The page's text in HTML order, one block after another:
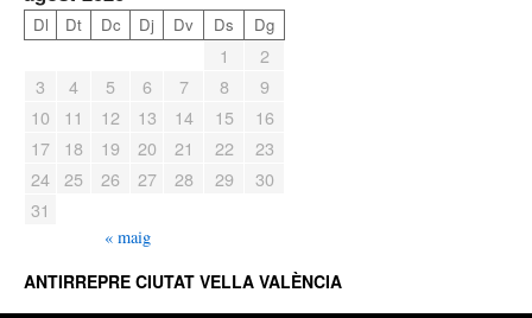
Dl Dt Dc Dj Dv Ds Dg
1
2
3
4 5 6 7 8
9
10
11 12 13 14 15
16
17
18 19 20 21 22
23
24 25 26 27 28 29
30
31
« maig
ANTIRREPRE CIUTAT VELLA VALÈNCIA